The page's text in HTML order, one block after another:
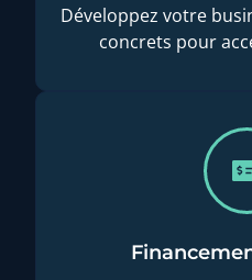
Développez votre
concrets pour